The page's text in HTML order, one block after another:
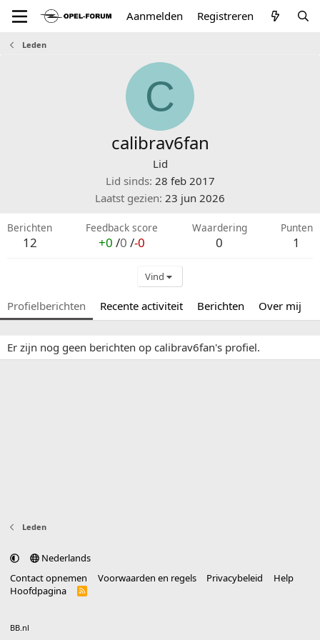
Aanmelden Registreren
Leden
C
calibrav6fan
Lid
Lid sinds 28 feb 2017
Laatst gezien 23 jun 2026
Berichten
12
Feedback score
+0 /0 /-0
Waardering
0
Punten
1
Vind
Profielberichten Recente activiteit Berichten Over mij
Er zijn nog geen berichten op calibrav6fan's profiel.
Leden
Nederlands
Contact opnemen
Voorwaarden en regels Privacybeleid
Help
Hoofdpagina
R
BB.nl